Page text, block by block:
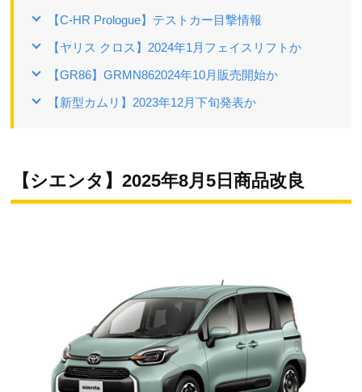
【C-HR Prologue】テストカー目撃情報
【ヤリス クロス】2024年1月フェイスリフトか
【GR86】GRMN862024年10月販売開始か
【新型カムリ】2023年12月下旬発表か
【シエンタ】2025年8月5日商品改良